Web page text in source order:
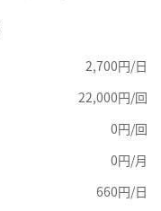
2,700円/日
22,000円/回
0円/回
0円/月
660円/日